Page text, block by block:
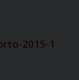
2015-1